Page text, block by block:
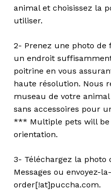
animal et choisissez la
utiliser.
2- Prenez une photo de
un endroit
poitrine en vous
haute résolution. Nous
museau de votre
sans accessoires pour
*** Multiple pets will
orientation.
3- Téléchargez la photo
Messages ou envoyez-
order[!at]puccha.com.